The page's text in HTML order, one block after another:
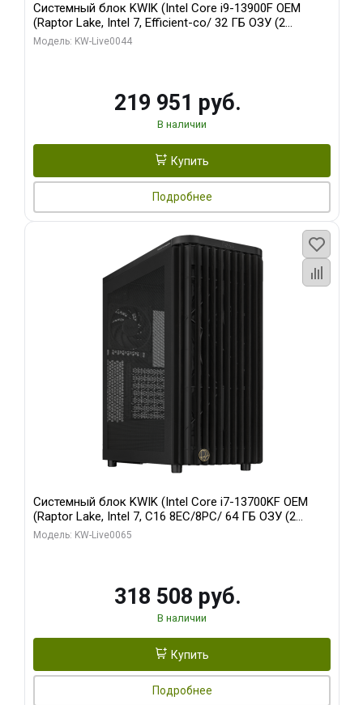
Системный блок KWIK (Intel Core i9-13900F OEM
(Raptor Lake, Intel 7, Efficient-co/ 32 ГБ ОЗУ (2
модуля)/ Gigabyte RTX5070Ti AERO OC 16GB GDDR7
Модель: KW-Live0044
219 951 руб.
В наличии
Купить
Подробнее
Системный блок KWIK (Intel Core i7-13700KF OEM
(Raptor Lake, Intel 7, C16 8EC/8PC/ 64 ГБ ОЗУ (2
модуля)/ ASUS RTX5080 PROART OC 16GB GDDR7
Модель: KW-Live0065
318 508 руб.
В наличии
Купить
Подробнее